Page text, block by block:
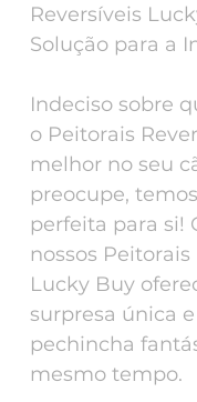
Reversíveis
Solução para a
Indeciso sobre
o Peitorais
melhor no seu
preocupe,
perfeita para si!
nossos Peitorais
Lucky Buy
surpresa única
pechincha
mesmo tempo.